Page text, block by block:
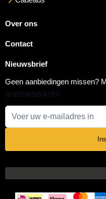
Over ons
Contact
Nieuwsbrief
Geen aanbiedingen missen?
NIEUWSBRIEF